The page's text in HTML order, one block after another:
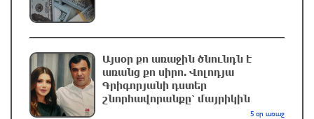
«Հայաստան» դաշինքը կողմ է քվեարկելու
Արամ Վարդևանյանի թեկնածությանը․ Աննա
Գրիգորյան
2 ժամ առաջ
Գյումրում այրվել է «GAZelle» մակնիշի
բեռնատարը
Այսօր քո առաջին ծնունդն է
առանց քո սիրո. Վոլոդյա
Գրիգորյանի դստեր
շնորհավորանքը՝ մայրիկին
5 օր առաջ